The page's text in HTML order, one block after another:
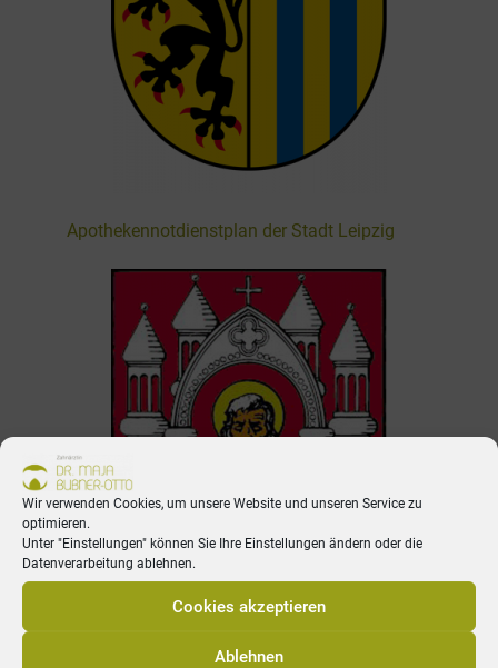
Wir verwenden Cookies, um unsere Website und unseren Service zu
optimieren.
Unter "Einstellungen" können Sie Ihre Einstellungen ändern oder die
Datenverarbeitung ablehnen.
Cookies akzeptieren
Ablehnen
Apothekennotdienstplan der Stadt Leipzig